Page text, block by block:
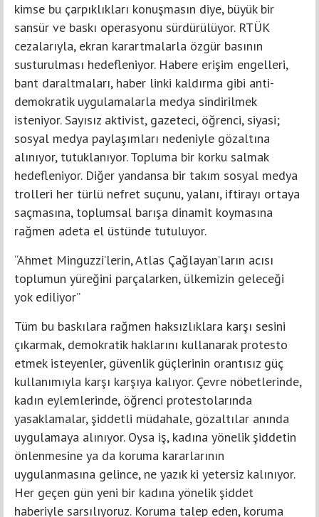
kimse bu çarpıklıkları konuşmasın diye, büyük bir
sansür ve baskı operasyonu sürdürülüyor. RTÜK
cezalarıyla, ekran karartmalarla özgür basının
susturulması hedefleniyor. Habere erişim engelleri,
bant daraltmaları, haber linki kaldırma gibi anti-
demokratik uygulamalarla medya sindirilmek
isteniyor. Sayısız aktivist, gazeteci, öğrenci, siyasi;
sosyal medya paylaşımları nedeniyle gözaltına
alınıyor, tutuklanıyor. Topluma bir korku salmak
hedefleniyor. Diğer yandansa bir takım sosyal medya
trolleri her türlü nefret suçunu, yalanı, iftirayı ortaya
saçmasına, toplumsal barışa dinamit koymasına
rağmen adeta el üstünde tutuluyor.
“Ahmet Minguzzi’lerin, Atlas Çağlayan’ların acısı
toplumun yüreğini parçalarken, ülkemizin geleceği
yok ediliyor”
Tüm bu baskılara rağmen haksızlıklara karşı sesini
çıkarmak, demokratik haklarını kullanarak protesto
etmek isteyenler, güvenlik güçlerinin orantısız güç
kullanımıyla karşı karşıya kalıyor. Çevre nöbetlerinde,
kadın eylemlerinde, öğrenci protestolarında
yasaklamalar, şiddetli müdahale, gözaltılar anında
uygulamaya alınıyor. Oysa iş, kadına yönelik şiddetin
önlenmesine ya da koruma kararlarının
uygulanmasına gelince, ne yazık ki yetersiz kalınıyor.
Her geçen gün yeni bir kadına yönelik şiddet
haberiyle sarsılıyoruz. Koruma talep eden, koruma